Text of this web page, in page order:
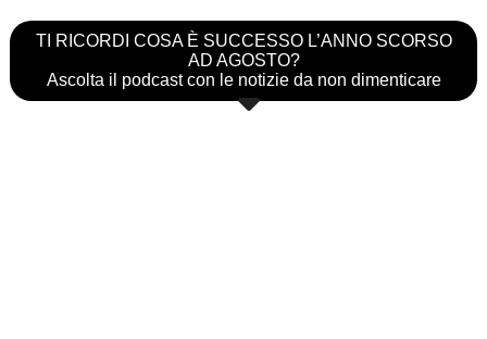
TI RICORDI COSA È SUCCESSO L’ANNO SCORSO
AD AGOSTO?
Ascolta il podcast con le notizie da non dimenticare